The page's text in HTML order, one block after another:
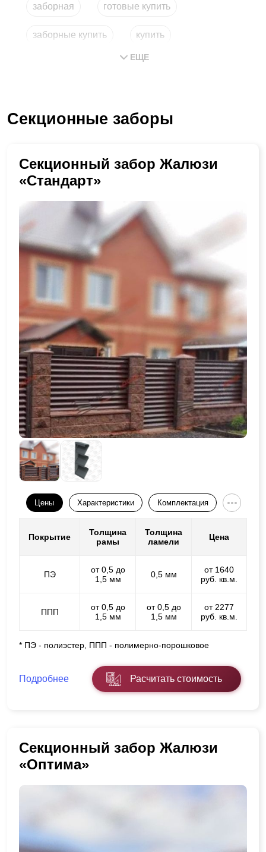
заборная готовые купить
заборные купить купить
сборный забор
ЕЩЕ
Секционные заборы
Секционный забор Жалюзи
«Стандарт»
Цены Характеристики Комплектация
Покрытие
Толщина
рамы
Толщина
ламели
Цена
ПЭ
от 0,5 до
1,5 мм
0,5 мм
от 1640
руб. кв.м.
ППП
от 0,5 до
1,5 мм
от 0,5 до
1,5 мм
от 2277
руб. кв.м.
* ПЭ - полиэстер, ППП - полимерно-порошковое
Подробнее Расчитать стоимость
Секционный забор Жалюзи
«Оптима»